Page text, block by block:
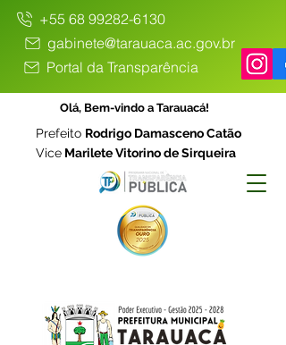
+55 68 99282-6130
gabinete@tarauaca.ac.gov.br
Portal da Transparência
Olá, Bem-vindo a Tarauacá!
Prefeito Rodrigo Damasceno Catão
Vice Marilete Vitorino de Sirqueira